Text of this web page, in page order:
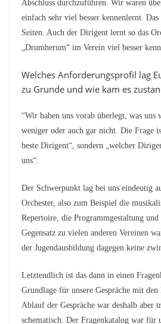
Abschluss durchzuführen. Wir waren
einfach sehr viel besser kennenlernt.
Seiten. Auch der Dirigent lernt so das
„Drumherum“ im Verein viel besser
Welches Anforderungsprofil lag
zu Grunde und wie kam es
“Wir haben uns vorab überlegt, was uns
weniger oder auch gar nicht. Die Frage
beste Dirigent“, sondern „welcher
uns“.
Der Schwerpunkt lag bei uns eindeutig
Orchester, also zum Beispiel die
Repertoire, die Programmgestaltung
Gegensatz zu vielen anderen Vereinen
der Jugendausbildung dagegen keine
Letztendlich ist das dann in einen
Grundlage für unsere Gespräche mit
Ablauf der Gespräche war deshalb aber
schematisch. Der Fragenkatalog war für